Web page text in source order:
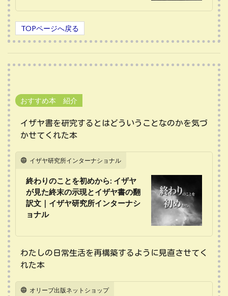
TOPページへ戻る
おすすめ本 紹介
イザヤ書を研究するとはどういうことなのかを気づ
かせてくれた本
イザヤ研究所インターナショナル
終わりのことを初めから: イザヤ
が見た終末の示現とイザヤ書の翻
訳文｜イザヤ研究所インターナシ
ョナル
わたしの日常生活を再構築するように見直させてく
れた本
オリーブ出版ネットショップ